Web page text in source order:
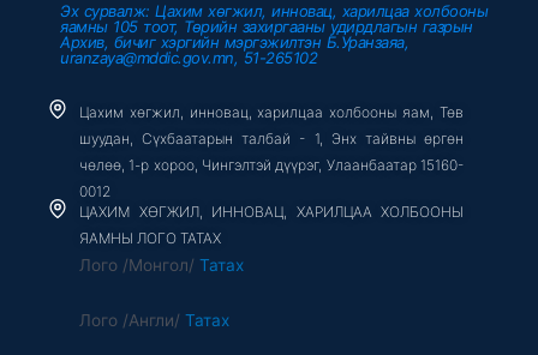
Эх сурвалж: Цахим хөгжил, инновац, харилцаа холбооны
яамны 105 тоот, Төрийн захиргааны удирдлагын газрын
Архив, бичиг хэргийн мэргэжилтэн Б.Уранзаяа,
uranzaya@mddic.gov.mn, 51-265102
Цахим хөгжил, инновац, харилцаа холбооны яам, Төв
шуудан, Сүхбаатарын талбай - 1, Энх тайвны өргөн
чөлөө, 1-р хороо, Чингэлтэй дүүрэг, Улаанбаатар 15160-
0012
ЦАХИМ ХӨГЖИЛ, ИННОВАЦ, ХАРИЛЦАА ХОЛБООНЫ
ЯАМНЫ ЛОГО ТАТАХ
Лого /Монгол/ Татах
Лого /Англи/ Татах